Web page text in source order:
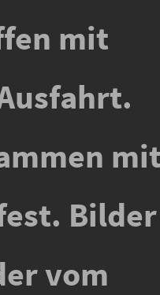
mit
Bilder
vom